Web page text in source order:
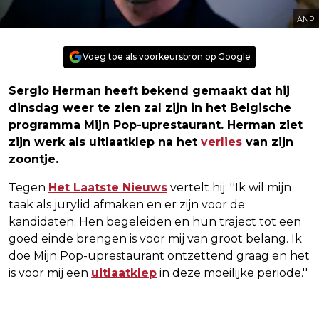
ANP
Voeg toe als voorkeursbron op Google
Sergio Herman heeft bekend gemaakt dat hij
dinsdag weer te zien zal zijn in het Belgische
programma Mijn Pop-uprestaurant. Herman ziet
zijn werk als uitlaatklep na het verlies van zijn
zoontje.
Tegen Het Laatste Nieuws vertelt hij: ''Ik wil mijn
taak als jurylid afmaken en er zijn voor de
kandidaten. Hen begeleiden en hun traject tot een
goed einde brengen is voor mij van groot belang. Ik
doe Mijn Pop-uprestaurant ontzettend graag en het
is voor mij een uitlaatklep in deze moeilijke periode.''